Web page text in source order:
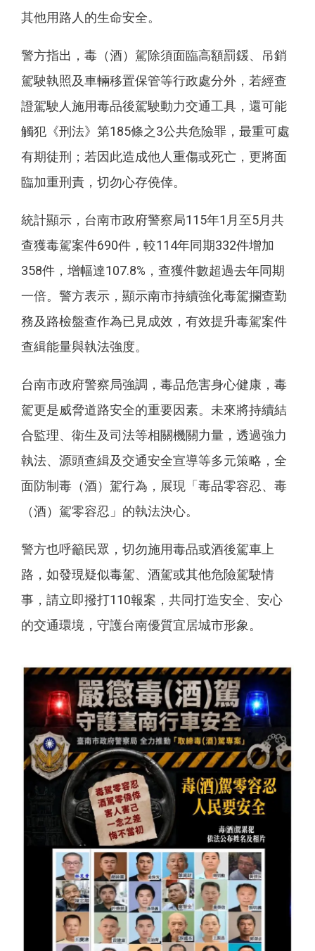
其他用路人的生命安全。
警方指出，毒（酒）駕除須面臨高額罰鍰、吊銷
駕駛執照及車輛移置保管等行政處分外，若經查
證駕駛人施用毒品後駕駛動力交通工具，還可能
觸犯《刑法》第185條之3公共危險罪，最重可處
有期徒刑；若因此造成他人重傷或死亡，更將面
臨加重刑責，切勿心存僥倖。
統計顯示，台南市政府警察局115年1月至5月共
查獲毒駕案件690件，較114年同期332件增加
358件，增幅達107.8%，查獲件數超過去年同期
一倍。警方表示，顯示南市持續強化毒駕攔查勤
務及路檢盤查作為已見成效，有效提升毒駕案件
查緝能量與執法強度。
台南市政府警察局強調，毒品危害身心健康，毒
駕更是威脅道路安全的重要因素。未來將持續結
合監理、衛生及司法等相關機關力量，透過強力
執法、源頭查緝及交通安全宣導等多元策略，全
面防制毒（酒）駕行為，展現「毒品零容忍、毒
（酒）駕零容忍」的執法決心。
警方也呼籲民眾，切勿施用毒品或酒後駕車上
路，如發現疑似毒駕、酒駕或其他危險駕駛情
事，請立即撥打110報案，共同打造安全、安心
的交通環境，守護台南優質宜居城市形象。